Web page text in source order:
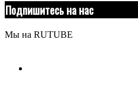
Подпишитесь на нас
Мы на RUTUBE